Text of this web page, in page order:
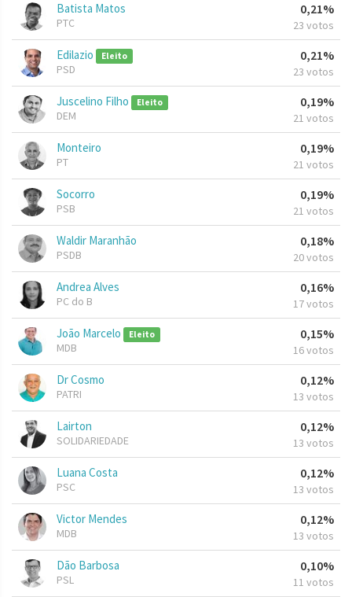
Batista Matos
PTC
0,21%
23 votos
Edilazio Eleito
PSD
0,21%
23 votos
Juscelino Filho Eleito
DEM
0,19%
21 votos
Monteiro
PT
0,19%
21 votos
Socorro
PSB
0,19%
21 votos
Waldir Maranhão
PSDB
0,18%
20 votos
Andrea Alves
PC do B
0,16%
17 votos
João Marcelo Eleito
MDB
0,15%
16 votos
Dr Cosmo
PATRI
0,12%
13 votos
Lairton
SOLIDARIEDADE
0,12%
13 votos
Luana Costa
PSC
0,12%
13 votos
Victor Mendes
MDB
0,12%
13 votos
Dão Barbosa
PSL
0,10%
11 votos